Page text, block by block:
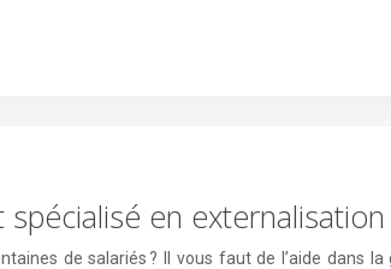
en
de salariés ? Il vous faut de l’aide dans